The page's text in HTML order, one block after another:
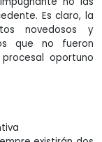
Es claro, la
novedosos y
que no fueron
oportuno